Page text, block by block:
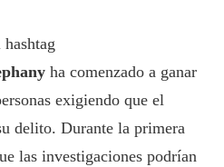
ha comenzado a ganar
exigiendo que el
delito. Durante la primera
las investigaciones podrían